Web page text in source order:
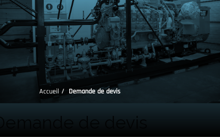
de devis
Accueil Demande de devis